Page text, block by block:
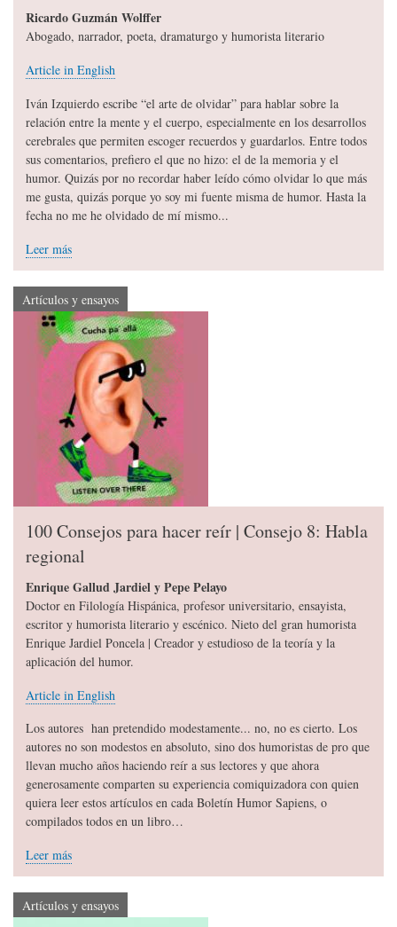
Ricardo Guzmán Wolffer
Abogado, narrador, poeta, dramaturgo y humorista literario
Article in English
Iván Izquierdo escribe “el arte de olvidar” para hablar sobre la
relación entre la mente y el cuerpo, especialmente en los desarrollos
cerebrales que permiten escoger recuerdos y guardarlos. Entre todos
sus comentarios, prefiero el que no hizo: el de la memoria y el
humor. Quizás por no recordar haber leído cómo olvidar lo que más
me gusta, quizás porque yo soy mi fuente misma de humor. Hasta la
fecha no me he olvidado de mí mismo...
Leer más
Artículos y ensayos
100 Consejos para hacer reír | Consejo 8: Habla
regional
Enrique Gallud Jardiel y Pepe Pelayo
Doctor en Filología Hispánica, profesor universitario, ensayista,
escritor y humorista literario y escénico. Nieto del gran humorista
Enrique Jardiel Poncela | Creador y estudioso de la teoría y la
aplicación del humor.
Article in English
Los autores han pretendido modestamente... no, no es cierto. Los
autores no son modestos en absoluto, sino dos humoristas de pro que
llevan mucho años haciendo reír a sus lectores y que ahora
generosamente comparten su experiencia comiquizadora con quien
quiera leer estos artículos en cada Boletín Humor Sapiens, o
compilados todos en un libro…
Leer más
Artículos y ensayos